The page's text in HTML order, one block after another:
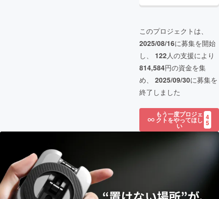
このプロジェクトは、
2025/08/16に募集を開始
し、 122人の支援により
814,584円の資金を集
め、 2025/09/30に募集を
終了しました
もう一度プロジェ
クトをやってほし
い
4
5